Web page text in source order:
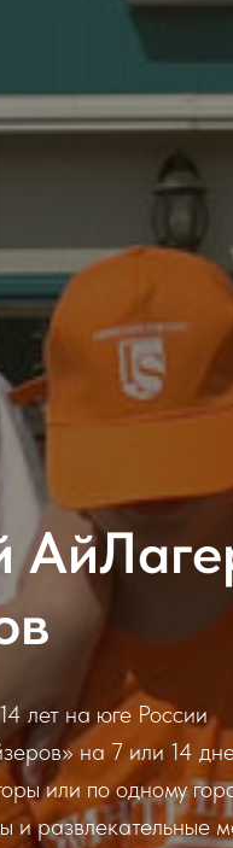
лет на юге России
на 7 или 14
или по одному
и развлекательные